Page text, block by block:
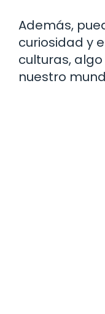
Además,
curiosidad y
culturas,
nuestro